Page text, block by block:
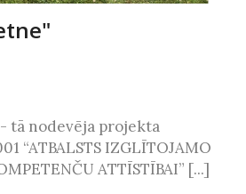
tā nodevēja projekta
“ATBALSTS IZGLĪTOJAMO
ATTĪSTĪBAI” [...]